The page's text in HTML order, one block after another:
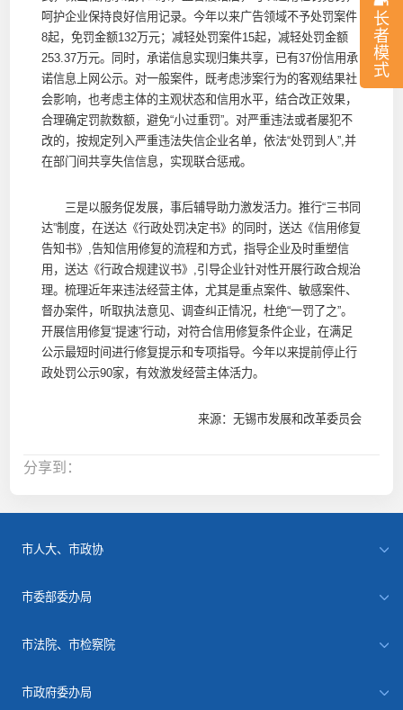
长
者
模
式
呵护企业保持良好信用记录。今年以来广告领域不予处罚案件
8起，免罚金额132万元；减轻处罚案件15起，减轻处罚金额
253.37万元。同时，承诺信息实现归集共享，已有37份信用承
诺信息上网公示。对一般案件，既考虑涉案行为的客观结果社
会影响，也考虑主体的主观状态和信用水平，结合改正效果，
合理确定罚款数额，避免“小过重罚”。对严重违法或者屡犯不
改的，按规定列入严重违法失信企业名单，依法“处罚到人”,并
在部门间共享失信信息，实现联合惩戒。
三是以服务促发展，事后辅导助力激发活力。推行“三书同
达”制度，在送达《行政处罚决定书》的同时，送达《信用修复
告知书》,告知信用修复的流程和方式，指导企业及时重塑信
用，送达《行政合规建议书》,引导企业针对性开展行政合规治
理。梳理近年来违法经营主体，尤其是重点案件、敏感案件、
督办案件，听取执法意见、调查纠正情况，杜绝“一罚了之”。
开展信用修复“提速”行动，对符合信用修复条件企业，在满足
公示最短时间进行修复提示和专项指导。今年以来提前停止行
政处罚公示90家，有效激发经营主体活力。
来源：无锡市发展和改革委员会
分享到：
市人大、市政协
市委部委办局
市法院、市检察院
市政府委办局